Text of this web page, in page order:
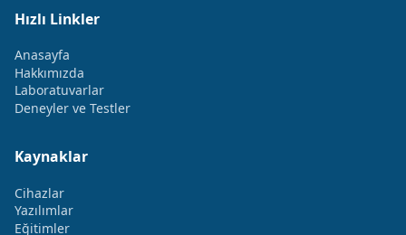
Hızlı Linkler
Anasayfa
Hakkımızda
Laboratuvarlar
Deneyler ve Testler
Kaynaklar
Cihazlar
Yazılımlar
Eğitimler